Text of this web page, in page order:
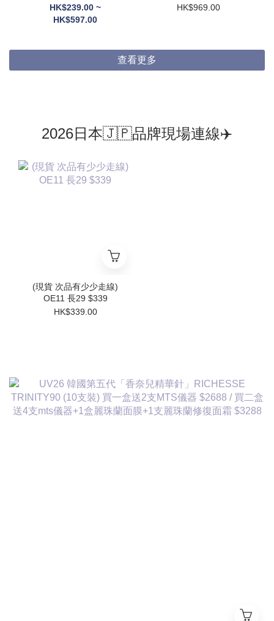
$199/1 買三支送6支
10ML旅行裝
HK$239.00 ~
HK$597.00
AMPOULE 6ml*6EA 奧
HK$969.00
查看更多
2026日本🇯🇵品牌現場連線✈️
(現貨 次品有少少走線)
OE11 長29 $339
HK$339.00